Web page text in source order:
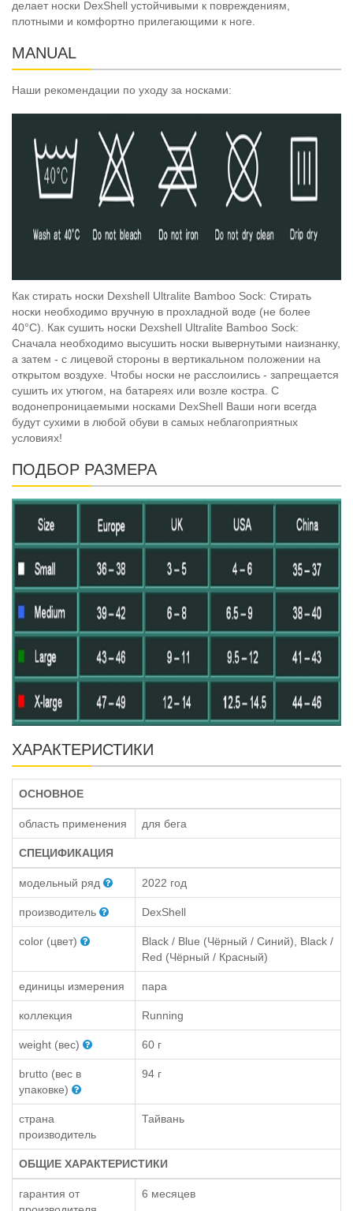
делает носки DexShell устойчивыми к повреждениям,
плотными и комфортно прилегающими к ноге.
MANUAL
Наши рекомендации по уходу за носками:
Как стирать носки Dexshell Ultralite Bamboo Sock: Стирать
носки необходимо вручную в прохладной воде (не более
40°C). Как сушить носки Dexshell Ultralite Bamboo Sock:
Сначала необходимо высушить носки вывернутыми наизнанку,
а затем - с лицевой стороны в вертикальном положении на
открытом воздухе. Чтобы носки не расслоились - запрещается
сушить их утюгом, на батареях или возле костра. C
водонепроницаемыми носками DexShell Ваши ноги всегда
будут сухими в любой обуви в самых неблагоприятных
условиях!
ПОДБОР РАЗМЕРА
ХАРАКТЕРИСТИКИ
ОСНОВНОЕ
область применения для бега
СПЕЦИФИКАЦИЯ
модельный ряд 2022 год
производитель DexShell
color (цвет)
Black / Blue (Чёрный / Синий), Black /
Red (Чёрный / Красный)
единицы измерения пара
коллекция Running
weight (вес) 60 г
brutto (вес в
упаковке)
94 г
страна
производитель
Тайвань
ОБЩИЕ ХАРАКТЕРИСТИКИ
гарантия от
6 месяцев